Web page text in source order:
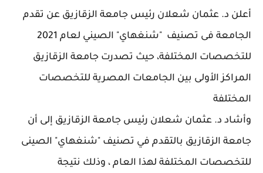
أعلن د. عثمان شعلان رئيس جامعة الزقازيق عن تقدم
للتخصصات المختلفة، حيث تصدرت جامعة الزقازيق
المراكز الأولى بين الجامعات المصرية للتخصصات
المختلفة
وأشاد د. عثمان شعلان رئيس جامعة الزقازيق إلى أن
جامعة الزقازيق بالتقدم في تصنيف "شنغهاي" الصينى
للتخصصات المختلفة لهذا العام ، وذلك نتيجة